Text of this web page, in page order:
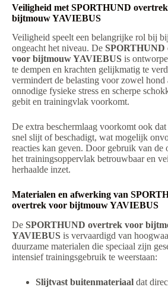
Veiligheid met SPORTHUND
bijtmouw YAVIEBUS
Veiligheid speelt een belangrijke rol bij
ongeacht het niveau. De SPORTHUND
voor bijtmouw YAVIEBUS is
te dempen en krachten gelijkmatig te
vermindert de belasting voor zowel hond
onnodige fysieke stress en scherpe
gebit en trainingvlak voorkomt.
De extra beschermlaag voorkomt ook
snel slijt of beschadigt, wat mogelijk
reacties kan geven. Door gebruik van de
het trainingsoppervlak betrouwbaar en
herhaalde inzet.
Materialen en afwerking van
overtrek voor bijtmouw YAVIEBUS
De SPORTHUND overtrek voor
YAVIEBUS is vervaardigd van
duurzame materialen die speciaal zijn
intensief trainingsgebruik te weerstaan:
Slijtvast buitenmateriaal dat